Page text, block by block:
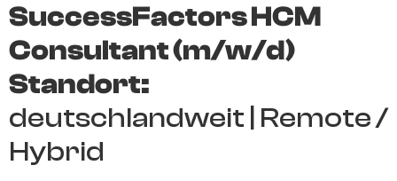
SuccessFactors HCM
Consultant (m/w/d)
Standort:
deutschlandweit | Remote /
Hybrid